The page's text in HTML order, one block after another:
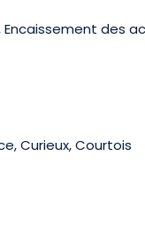
des
Curieux, Courtois